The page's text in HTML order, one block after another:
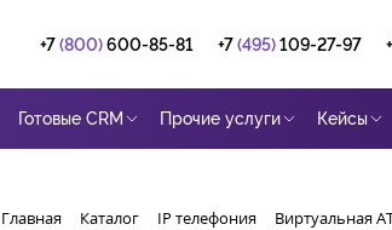
+7(800)600-85-81 +7(495)109-27-97
Готовые CRM Прочие услуги Кейсы
Главная Каталог IP телефония Виртуальная